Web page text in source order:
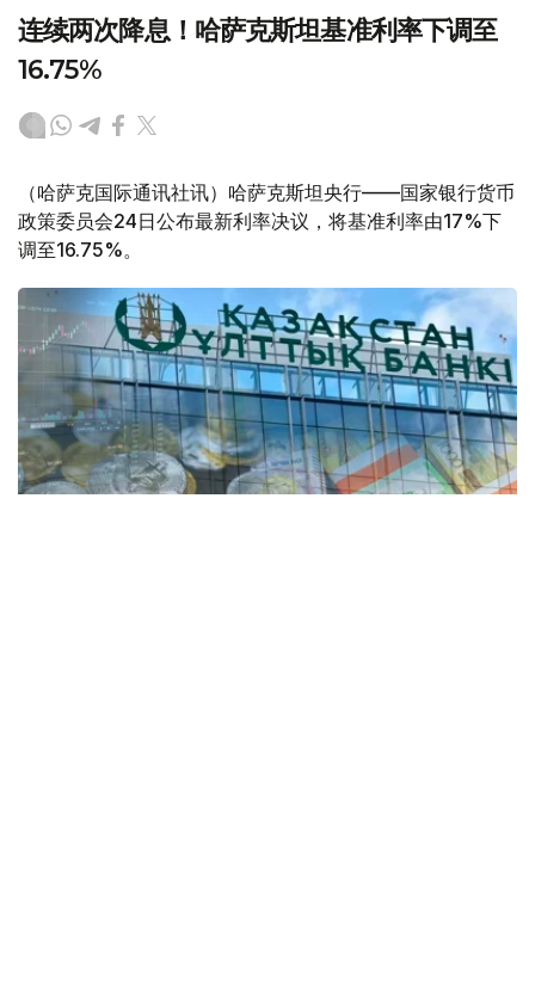
连续两次降息！哈萨克斯坦基准利率下调至
16.75%
（哈萨克国际通讯社讯）哈萨克斯坦央行——国家银行货币
政策委员会24日公布最新利率决议，将基准利率由17%下
调至16.75%。